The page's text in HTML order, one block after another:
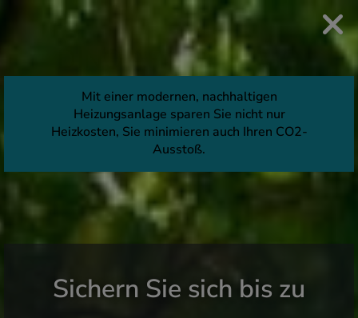
Mit einer modernen, nachhaltigen
Heizungsanlage sparen Sie nicht nur
Heizkosten, Sie minimieren auch Ihren CO2-
Ausstoß.
Sichern Sie sich bis zu